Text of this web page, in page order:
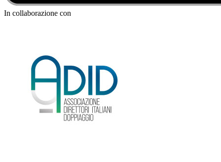
In collaborazione con